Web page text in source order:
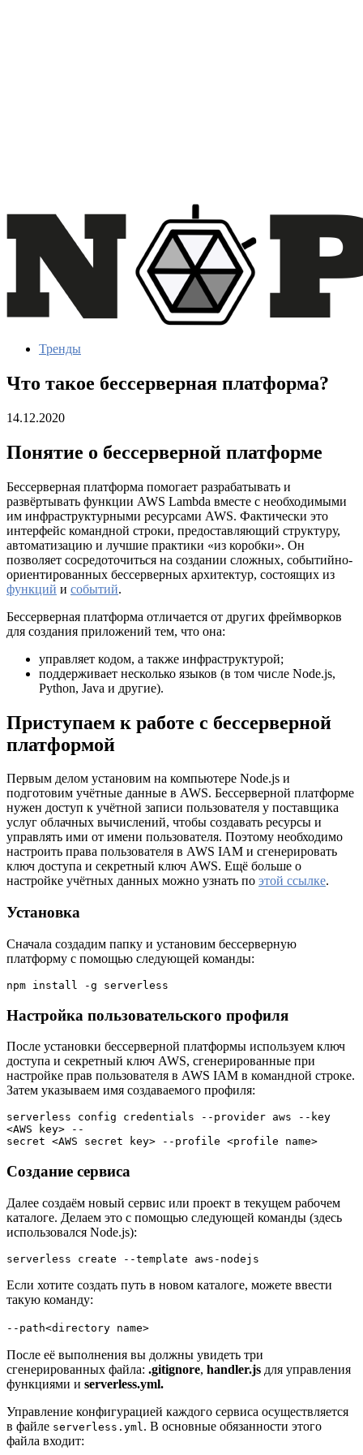
Тренды
Что такое бессерверная платформа?
14.12.2020
Понятие о бессерверной платформе
Бессерверная платформа помогает разрабатывать и
развёртывать функции AWS Lambda вместе с необходимыми
им инфраструктурными ресурсами AWS. Фактически это
интерфейс командной строки, предоставляющий структуру,
автоматизацию и лучшие практики «из коробки». Он
позволяет сосредоточиться на создании сложных, событийно-
ориентированных бессерверных архитектур, состоящих из
функций и событий.
Бессерверная платформа отличается от других фреймворков
для создания приложений тем, что она:
управляет кодом, а также инфраструктурой;
поддерживает несколько языков (в том числе Node.js,
Python, Java и другие).
Приступаем к работе с бессерверной
платформой
Первым делом установим на компьютере Node.js и
подготовим учётные данные в AWS. Бессерверной платформе
нужен доступ к учётной записи пользователя у поставщика
услуг облачных вычислений, чтобы создавать ресурсы и
управлять ими от имени пользователя. Поэтому необходимо
настроить права пользователя в AWS IAM и сгенерировать
ключ доступа и секретный ключ AWS. Ещё больше о
настройке учётных данных можно узнать по этой ссылке.
Установка
Сначала создадим папку и установим бессерверную
платформу с помощью следующей команды:
npm install -g serverless
Настройка пользовательского профиля
После установки бессерверной платформы используем ключ
доступа и секретный ключ AWS, сгенерированные при
настройке прав пользователя в AWS IAM в командной строке.
Затем указываем имя создаваемого профиля:
serverless config credentials --provider aws --key
<AWS key> --
secret <AWS secret key> --profile <profile name>
Создание сервиса
Далее создаём новый сервис или проект в текущем рабочем
каталоге. Делаем это с помощью следующей команды (здесь
использовался Node.js):
serverless create --template aws-nodejs
Если хотите создать путь в новом каталоге, можете ввести
такую команду:
--path<directory name>
После её выполнения вы должны увидеть три
сгенерированных файла: .gitignore, handler.js для управления
функциями и serverless.yml.
Управление конфигурацией каждого сервиса осуществляется
в файле serverless.yml . В основные обязанности этого
файла входит: